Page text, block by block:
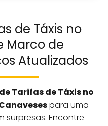
de Táxis no
Marco de
Atualizados
Tarifas de Táxis no
para uma
surpresas. Encontre